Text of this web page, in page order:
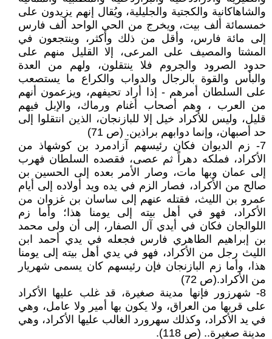
والشاهاكانية والكجتية والجليلية، ويُقال إنهم يزيدون على
خمسمائة ألف بيت، ويخرج من الحي الواحد ألف فارس
إلى مائة فارس، وأقل من ذلك وأكثر، وينتجعون في
المشتا والمصيف على المرعى، إلا القليل منهم على
حدود الصرود والجروم فلا ينتقلون، ولهم من العدة
والبأس والقوة بالرجال والدواب والكراع ما يستصعب
على السلطان أمرهم - إذا أراد تحيفهم، ويزعمون أنهم
من العرب ، وهم أصحاب أغنام ورماك، والإبل فيهم
قليل، وليس للأكراد خيل إلا للبازنجان، الذين انتقلوا إلى
حد أصبهان، وإنما دوابهم براذين. (ص 71)
7- زم الديوان فكان رئيسهم آزادمرد بن كوشهاذ من
الأكراد، فملكه دهراً ثم عصى، فقصده السلطان فهرب
إلى عمان وبها مات، وصار الأمر بعده إلى الحسين بن
صالح من الأكراد، فصار الزم في يده ويد أولاده إلى أيام
عمرو بن الليث، فقتله عنهم إلى ساسان بن غزوان من
الأكراد، فهو في أهل بيته إلى يومنا هذا؛ وأما زم
اللوالجان فكان في أيدي آل الصفار، إلى أن ولى محمد
بن إبراهيم الطاهري فارس فجعله في يدي أحمد ابن
الليث رجل من الأكراد، فهو في يدي أهل بيته إلى يومنا
هذا، وأما زم البازنجان فإن رئيسهم كان يسمى شهريار
من الأكراد.(ص 72)
8- شهرزور فإنها مدينة صغيرة، قد غلب عليها الأكراد
على قربها من العراق، ولا يكون بها أمير ولا عامل، وهي
في يد الأكراد، وكذلك سهرورد الغالب عليها الأكراد، وهي
مدينة صغيرة.. (ص 118).